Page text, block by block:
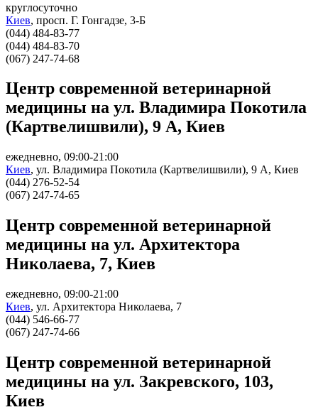
круглосуточно
Киев, просп. Г. Гонгадзе, 3-Б
(044) 484-83-77
(044) 484-83-70
(067) 247-74-68
Центр современной ветеринарной
медицины на ул. Владимира Покотила
(Картвелишвили), 9 А, Киев
ежедневно, 09:00-21:00
Киев, ул. Владимира Покотила (Картвелишвили), 9 А, Киев
(044) 276-52-54
(067) 247-74-65
Центр современной ветеринарной
медицины на ул. Архитектора
Николаева, 7, Киев
ежедневно, 09:00-21:00
Киев, ул. Архитектора Николаева, 7
(044) 546-66-77
(067) 247-74-66
Центр современной ветеринарной
медицины на ул. Закревского, 103,
Киев